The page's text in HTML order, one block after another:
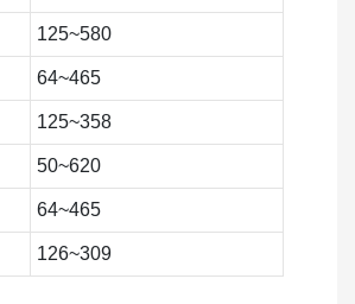
125~580
64~465
125~358
50~620
64~465
126~309